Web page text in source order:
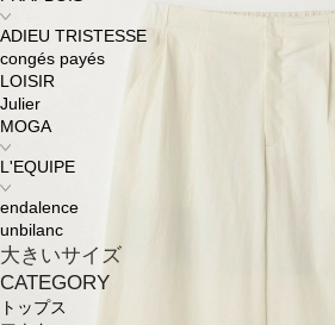
ADIEU TRISTESSE
congés payés
LOISIR
Julier
MOGA
L'EQUIPE
endalence
unbilanc
大きいサイズ
CATEGORY
トップス